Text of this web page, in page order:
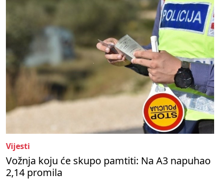
Vijesti
Vožnja koju će skupo pamtiti: Na A3 napuhao
2,14 promila